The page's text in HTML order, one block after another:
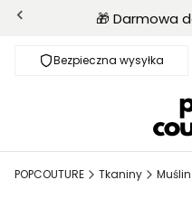
🎁 Darmowa
Bezpieczna wysyłka
POPCOUTURE Tkaniny Muślin